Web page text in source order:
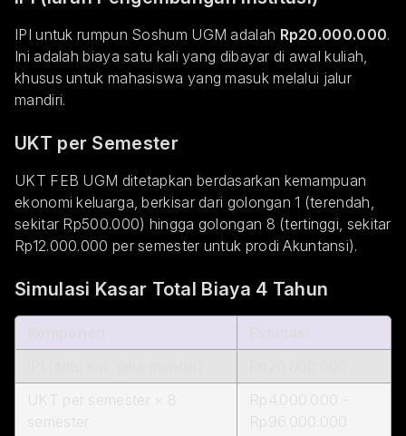
IPI untuk rumpun Soshum UGM adalah Rp20.000.000.
Ini adalah biaya satu kali yang dibayar di awal kuliah,
khusus untuk mahasiswa yang masuk melalui jalur
mandiri.
UKT per Semester
UKT FEB UGM ditetapkan berdasarkan kemampuan
ekonomi keluarga, berkisar dari golongan 1 (terendah,
sekitar Rp500.000) hingga golongan 8 (tertinggi, sekitar
Rp12.000.000 per semester untuk prodi Akuntansi).
Simulasi Kasar Total Biaya 4 Tahun